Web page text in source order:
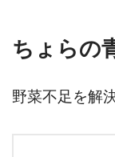
ちょらの
野菜不足を解